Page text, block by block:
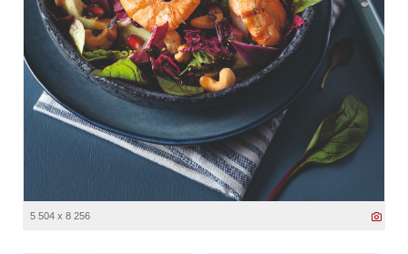
5 504 x 8 256